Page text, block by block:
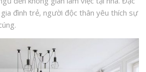
đình trẻ, người độc thân yêu thích sự